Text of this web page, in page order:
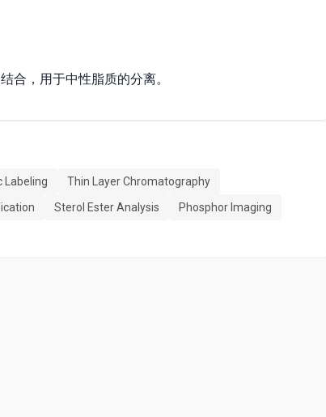
合，用于中性脂质的分离。
Labeling
Thin Layer Chromatography
Sterol Ester Analysis
Phosphor Imaging